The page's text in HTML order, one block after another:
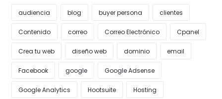
audiencia blog buyer persona clientes
Contenido correo Correo Electrónico Cpanel
Crea tu web diseño web dominio email
Facebook google Google Adsense
Google Analytics Hootsuite Hosting